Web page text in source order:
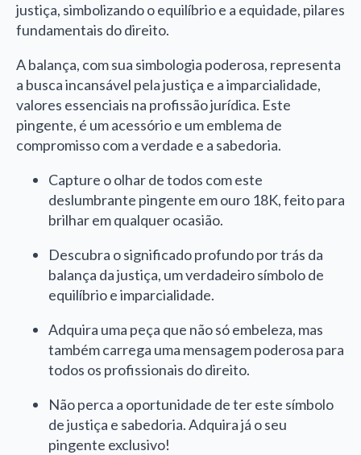
justiça, simbolizando o equilíbrio e a equidade, pilares
fundamentais do direito.
A balança, com sua simbologia poderosa, representa
a busca incansável pela justiça e a imparcialidade,
valores essenciais na profissão jurídica. Este
pingente, é um acessório e um emblema de
compromisso com a verdade e a sabedoria.
Capture o olhar de todos com este
deslumbrante pingente em ouro 18K, feito para
brilhar em qualquer ocasião.
Descubra o significado profundo por trás da
balança da justiça, um verdadeiro símbolo de
equilíbrio e imparcialidade.
Adquira uma peça que não só embeleza, mas
também carrega uma mensagem poderosa para
todos os profissionais do direito.
Não perca a oportunidade de ter este símbolo
de justiça e sabedoria.Adquira já o seu
pingente exclusivo!